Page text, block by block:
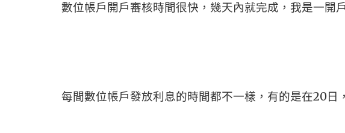
數位帳戶開戶審核時間很快，幾天內就完成，我是一開
每間數位帳戶發放利息的時間都不一樣，有的是在20日